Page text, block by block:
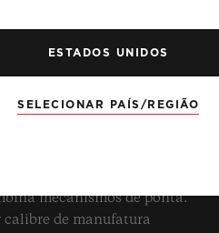
vez a Hublot eleva os
mecanismos de ponta.
de manufatura
ESTADOS UNIDOS
SELECIONAR PAÍS/REGIÃO